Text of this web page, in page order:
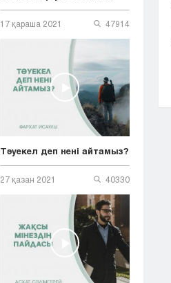
17 қараша 2021 47914
Тәуекел деп нені айтамыз?
27 қазан 2021 40330